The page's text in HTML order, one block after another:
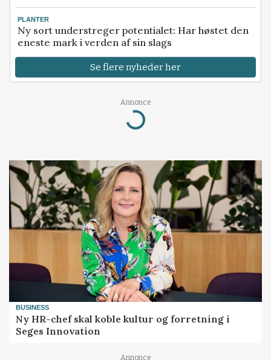
PLANTER
Ny sort understreger potentialet: Har høstet den
eneste mark i verden af sin slags
Se flere nyheder her
Annonce
Loading...
BUSINESS
Ny HR-chef skal koble kultur og forretning i
Seges Innovation
Annonce